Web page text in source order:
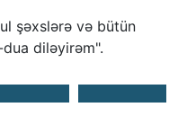
şəxslərə və bütün
diləyirəm".